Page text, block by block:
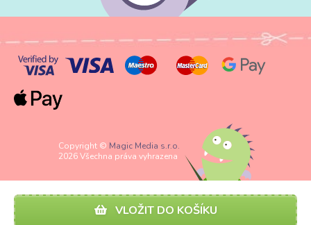
VLOŽIT DO KOŠÍKU
Copyright © Magic Media s.r.o.
2026 Všechna práva vyhrazena